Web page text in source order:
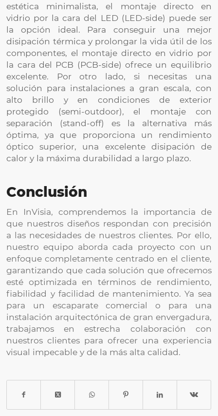
estética minimalista, el montaje directo en
vidrio por la cara del LED (LED-side) puede ser
la opción ideal. Para conseguir una mejor
disipación térmica y prolongar la vida útil de los
componentes, el montaje directo en vidrio por
la cara del PCB (PCB-side) ofrece un equilibrio
excelente. Por otro lado, si necesitas una
solución para instalaciones a gran escala, con
alto brillo y en condiciones de exterior
protegido (semi-outdoor), el montaje con
separación (stand-off) es la alternativa más
óptima, ya que proporciona un rendimiento
óptico superior, una excelente disipación de
calor y la máxima durabilidad a largo plazo.
Conclusión
En InVisia, comprendemos la importancia de
que nuestros diseños respondan con precisión
a las necesidades de nuestros clientes. Por ello,
nuestro equipo aborda cada proyecto con un
enfoque completamente centrado en el cliente,
garantizando que cada solución que ofrecemos
esté optimizada en términos de rendimiento,
fiabilidad y facilidad de mantenimiento. Ya sea
para un escaparate comercial o para una
instalación arquitectónica de gran envergadura,
trabajamos en estrecha colaboración con
nuestros clientes para ofrecer una experiencia
visual impecable y de la más alta calidad.